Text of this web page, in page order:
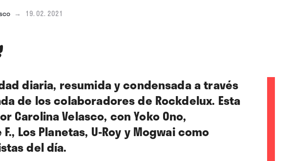
→ 19. 02. 2021
diaria, resumida y condensada a través
de los colaboradores de Rockdelux. Esta
Carolina Velasco, con Yoko Ono,
Los Planetas, U-Roy y Mogwai como
del día.